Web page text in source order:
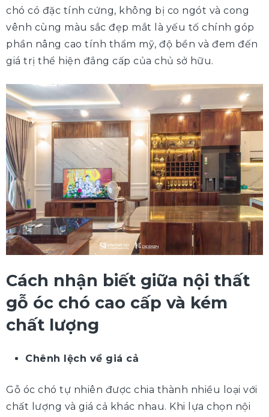
chó có đặc tính cứng, không bị co ngót và cong
vênh cùng màu sắc đẹp mắt là yếu tố chính góp
phần nâng cao tính thẩm mỹ, độ bền và đem đến
giá trị thể hiện đẳng cấp của chủ sở hữu.
Cách nhận biết giữa nội thất
gỗ óc chó cao cấp và kém
chất lượng
Chênh lệch về giá cả
Gỗ óc chó tự nhiên được chia thành nhiều loại với
chất lượng và giá cả khác nhau. Khi lựa chọn nội